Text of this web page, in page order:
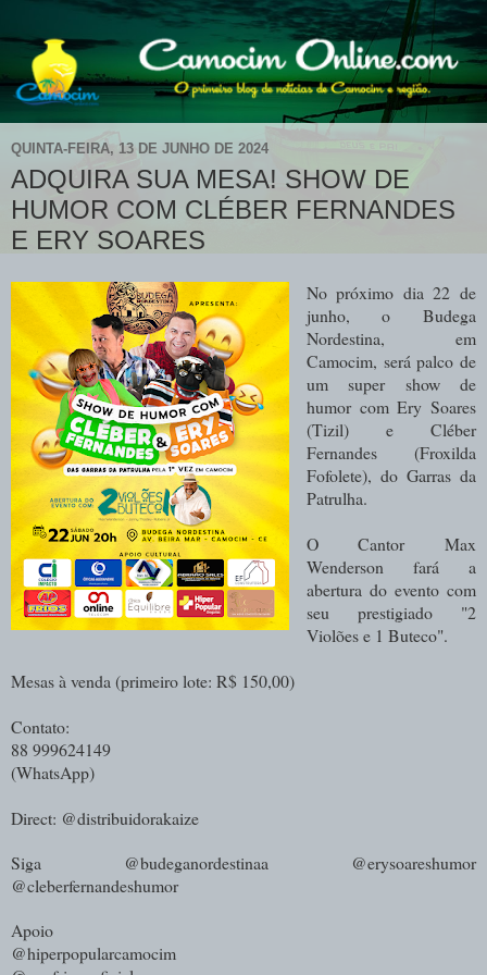
QUINTA-FEIRA, 13 DE JUNHO DE 2024
ADQUIRA SUA MESA! SHOW DE
HUMOR COM CLÉBER FERNANDES
E ERY SOARES
No próximo dia 22 de
junho, o Budega
Nordestina, em
Camocim, será palco de
um super show de
humor com Ery Soares
(Tizil) e Cléber
Fernandes (Froxilda
Fofolete), do Garras da
Patrulha.
O Cantor Max
Wenderson fará a
abertura do evento com
seu prestigiado "2
Violões e 1 Buteco".
Mesas à venda (primeiro lote: R$ 150,00)
Contato:
88 999624149
(WhatsApp)
Direct: @distribuidorakaize
Siga @budeganordestinaa @erysoareshumor
@cleberfernandeshumor
Apoio
@hiperpopularcamocim